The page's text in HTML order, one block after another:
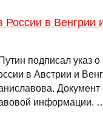
России в Венгрии
подписал указ о
в Австрии и
Документ
информации.